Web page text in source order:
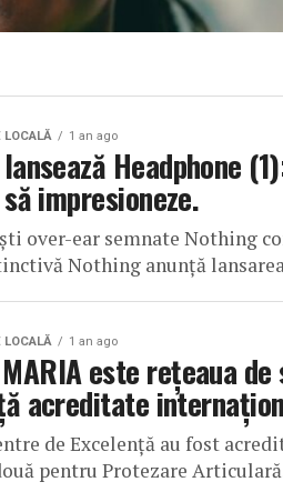
LOCALĂ 1 an ago
Headphone
impresioneze.
over-ear semnate Nothing
Nothing anunță
LOCALĂ 1 an ago
MARIA este rețeaua
acreditate
de Excelență au fost
pentru Protezare